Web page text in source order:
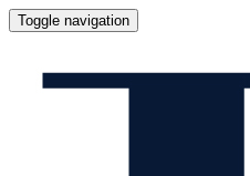
Toggle navigation